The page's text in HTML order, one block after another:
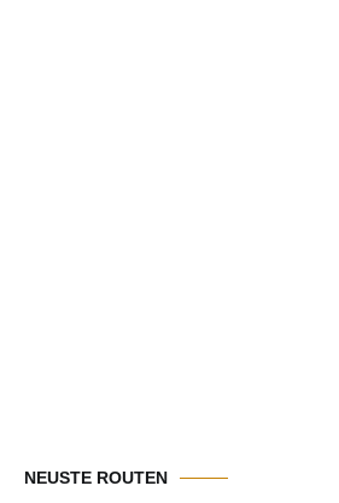
NEUSTE ROUTEN